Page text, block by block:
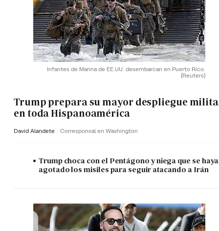
Infantes de Marina de EE.UU. desembarcan en Puerto Rico.
(Reuters)
Trump prepara su mayor despliegue
en toda Hispanoamérica
David Alandete Corresponsal en Washington
Trump choca con el Pentágono y niega que se
agotado los misiles para seguir atacando a Irán